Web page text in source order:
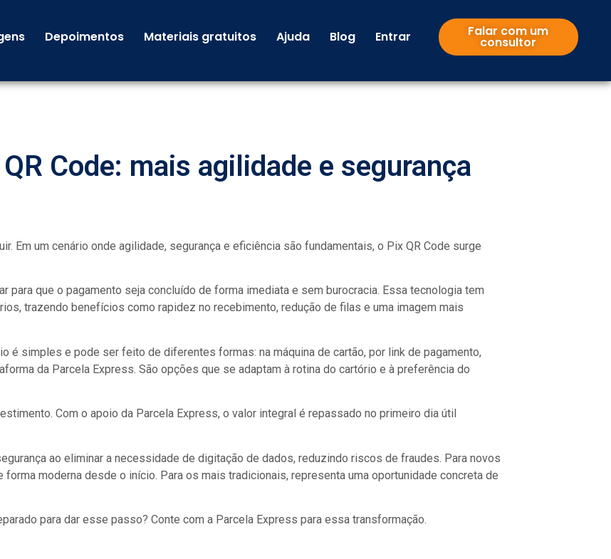
Depoimentos Materiais gratuitos Ajuda Blog Entrar Falar com um
consultor
Code: mais agilidade e segurança
Em um cenário onde agilidade, segurança e eficiência são fundamentais, o Pix QR Code surge
para que o pagamento seja concluído de forma imediata e sem burocracia. Essa tecnologia tem
trazendo benefícios como rapidez no recebimento, redução de filas e uma imagem mais
é simples e pode ser feito de diferentes formas: na máquina de cartão, por link de pagamento,
da Parcela Express. São opções que se adaptam à rotina do cartório e à preferência do
Com o apoio da Parcela Express, o valor integral é repassado no primeiro dia útil
ao eliminar a necessidade de digitação de dados, reduzindo riscos de fraudes. Para novos
moderna desde o início. Para os mais tradicionais, representa uma oportunidade concreta de
para dar esse passo? Conte com a Parcela Express para essa transformação.